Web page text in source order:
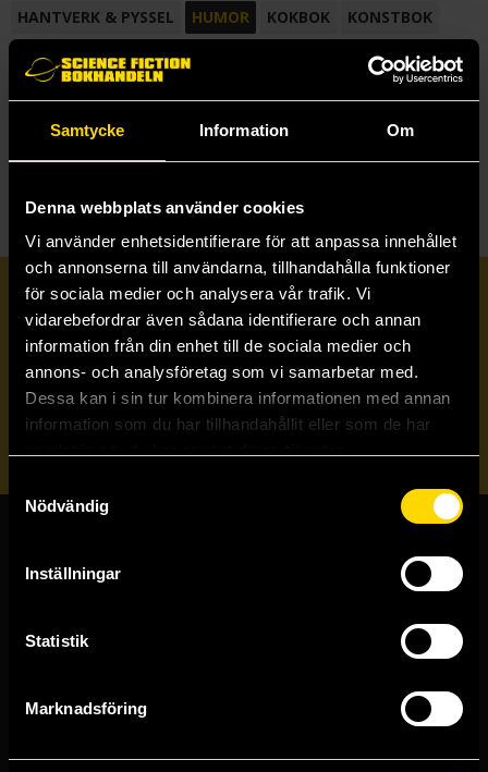
Samtycke Information Om
Denna webbplats använder cookies
Vi använder enhetsidentifierare för att anpassa innehållet
och annonserna till användarna, tillhandahålla funktioner
för sociala medier och analysera vår trafik. Vi
vidarebefordrar även sådana identifierare och annan
information från din enhet till de sociala medier och
annons- och analysföretag som vi samarbetar med.
Dessa kan i sin tur kombinera informationen med annan
information som du har tillhandahållit eller som de har
Nödvändig
Inställningar
Statistik
Marknadsföring
HANTVERK & PYSSEL
HUMOR KOKBOK
KONSTBOK
KORTROMAN
LÄROBOK
NOVELL
SAMLINGSVOLYM
TECKNA & MÅLA TECKNAD SERIE
Prenumerera på vårt nyhetsbrev
Veckobrevet
Skicka
Butiker & kundtjänst
Västerlånggatan 48
Göteborgsbutiken
Kungsgatan 19